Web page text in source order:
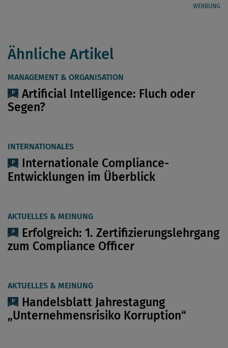
WERBUNG
Ähnliche Artikel
MANAGEMENT & ORGANISATION
Artificial Intelligence: Fluch oder
Segen?
INTERNATIONALES
Internationale Compliance-
Entwicklungen im Überblick
AKTUELLES & MEINUNG
Erfolgreich: 1. Zertifizierungslehrgang
zum Compliance Officer
AKTUELLES & MEINUNG
Handelsblatt Jahrestagung
„Unternehmensrisiko Korruption“